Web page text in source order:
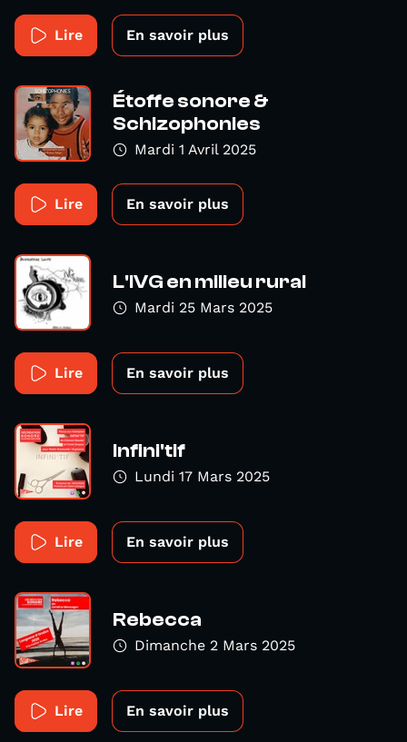
Lire En savoir plus
Étoffe sonore &
Schizophonies
Mardi 1 Avril 2025
Lire En savoir plus
L'IVG en milieu rural
Mardi 25 Mars 2025
Lire En savoir plus
Infini'tif
Lundi 17 Mars 2025
Lire En savoir plus
Rebecca
Dimanche 2 Mars 2025
Lire En savoir plus